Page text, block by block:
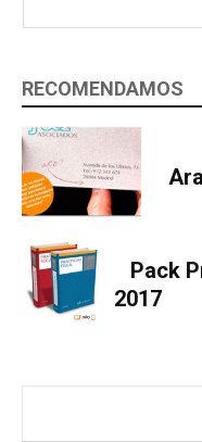
RECOMENDAMOS
Pack
2017